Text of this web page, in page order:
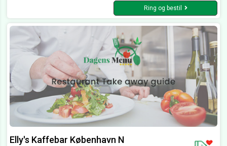
Ring og bestil
Elly's Kaffebar København N